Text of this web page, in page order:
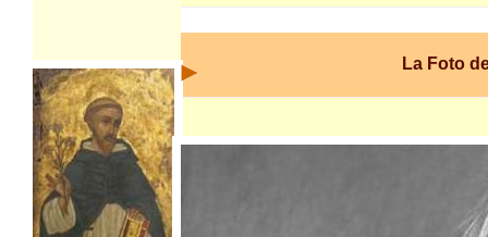
La Foto